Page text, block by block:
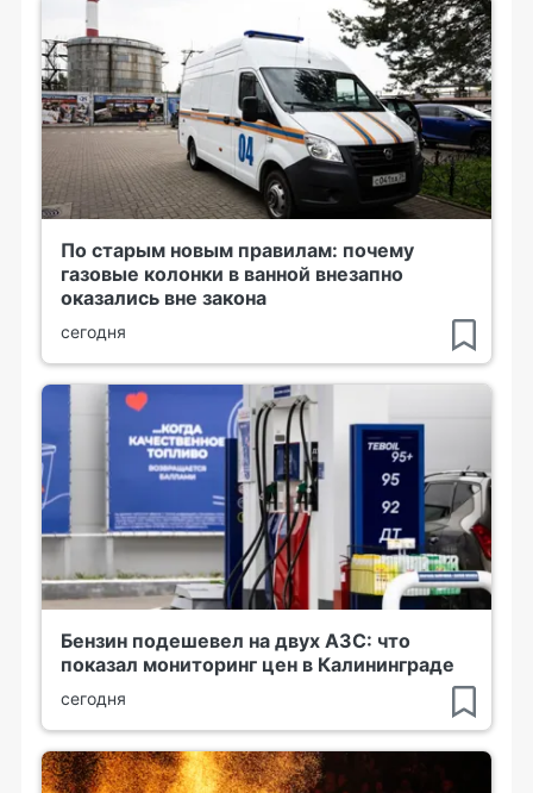
По старым новым правилам: почему
газовые колонки в ванной внезапно
оказались вне закона
сегодня
Бензин подешевел на двух АЗС: что
показал мониторинг цен в Калининграде
сегодня